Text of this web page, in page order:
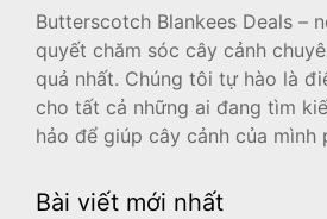
Butterscotch Blankees Deals –
quyết chăm sóc cây cảnh
quả nhất. Chúng tôi tự hào là
cho tất cả những ai đang tìm
hảo để giúp cây cảnh của
Bài viết mới nhất